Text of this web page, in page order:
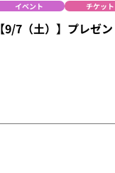
イベント チケット
【9/7（土）】プレゼ